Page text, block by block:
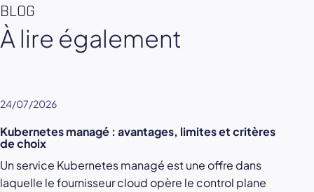
BLOG
À lire également
24/07/2026
Kubernetes managé : avantages, limites et critères
de choix
Un service Kubernetes managé est une offre dans
laquelle le fournisseur cloud opère le control plane